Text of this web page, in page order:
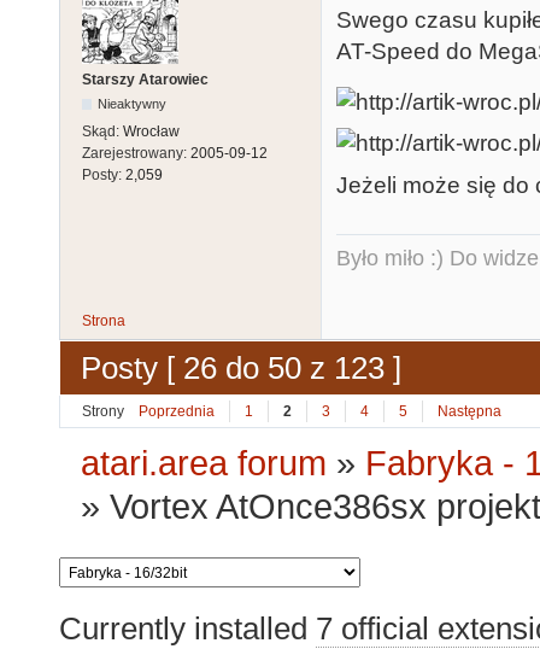
Starszy Atarowiec
Nieaktywny
Skąd: Wrocław
Zarejestrowany: 2005-09-12
Posty: 2,059
Swego czasu
AT-Speed do
Jeżeli może się do
Było miło :) Do
Strona
Posty [ 26 do 50 z 123 ]
Strony Poprzednia 1 2 3 4 5 Następna
atari.area forum » Fabryka -
»Vortex AtOnce386sx
Currently installed 7 official